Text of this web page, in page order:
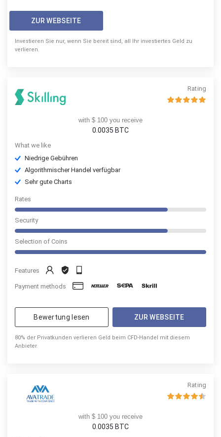
ZUR WEBSEITE
Investieren Sie nur, wenn Sie bereit sind, all Ihr investiertes Geld zu
verlieren.
Rating
with $ 100 you receive
0.0035 BTC
What we like
Niedrige Gebühren
Algorithmischer Handel verfügbar
Sehr gute Charts
Rates
Security
Selection of Coins
Features
Payment methods
Bewertung lesen ZUR WEBSEITE
80% der Privatkunden verlieren Geld beim CFD-Handel mit diesem
Anbieter.
Rating
with $ 100 you receive
0.0035 BTC